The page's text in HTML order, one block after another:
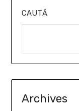
CAUTĂ
Archives